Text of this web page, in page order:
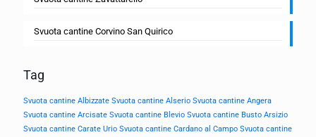
Svuota cantine Corvino San Quirico
Tag
Svuota cantine Albizzate Svuota cantine Alserio Svuota cantine Angera
Svuota cantine Arcisate Svuota cantine Blevio Svuota cantine Busto Arsizio
Svuota cantine Carate Urio Svuota cantine Cardano al Campo Svuota cantine